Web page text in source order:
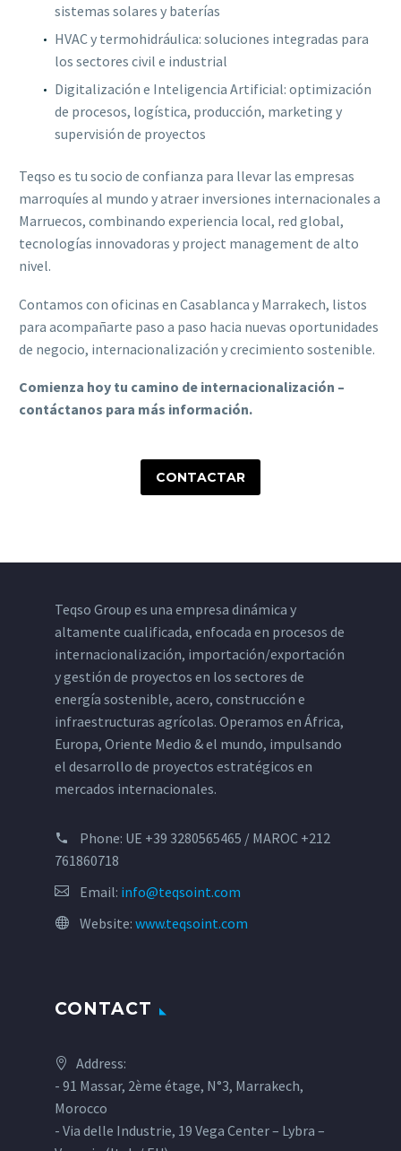
sistemas solares y baterías
HVAC y termohidráulica: soluciones integradas para
los sectores civil e industrial
Digitalización e Inteligencia Artificial: optimización
de procesos, logística, producción, marketing y
supervisión de proyectos
Teqso es tu socio de confianza para llevar las empresas
marroquíes al mundo y atraer inversiones internacionales a
Marruecos, combinando experiencia local, red global,
tecnologías innovadoras y project management de alto
nivel.
Contamos con oficinas en Casablanca y Marrakech, listos
para acompañarte paso a paso hacia nuevas oportunidades
de negocio, internacionalización y crecimiento sostenible.
Comienza hoy tu camino de internacionalización –
contáctanos para más información.
CONTACTAR
Teqso Group es una empresa dinámica y
altamente cualificada, enfocada en procesos de
internacionalización, importación/exportación
y gestión de proyectos en los sectores de
energía sostenible, acero, construcción e
infraestructuras agrícolas. Operamos en África,
Europa, Oriente Medio & el mundo, impulsando
el desarrollo de proyectos estratégicos en
mercados internacionales.
Phone: UE +39 3280565465 / MAROC +212
761860718
Email: info@teqsoint.com
Website: www.teqsoint.com
CONTACT
Address:
- 91 Massar, 2ème étage, N°3, Marrakech,
Morocco
- Via delle Industrie, 19 Vega Center – Lybra –